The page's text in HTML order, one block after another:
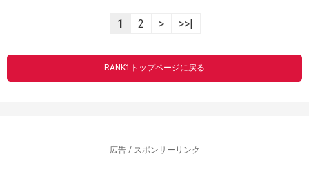
1 2 > >>|
RANK1トップページに戻る
広告 / スポンサーリンク